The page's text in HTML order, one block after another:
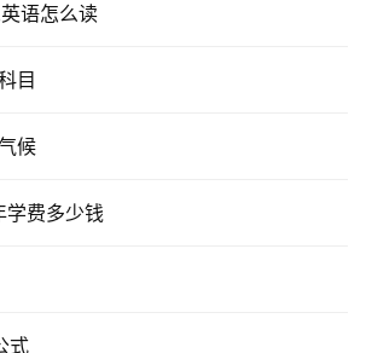
语怎么读
目
候
费多少钱
式